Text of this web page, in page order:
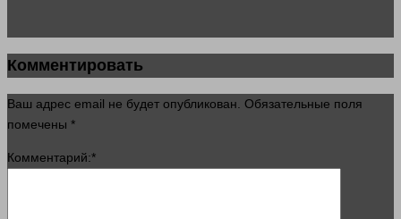
Комментировать
Ваш адрес email не будет опубликован. Обязательные поля
помечены *
Комментарий:*